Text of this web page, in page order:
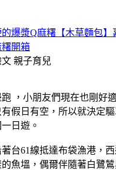
爆漿Q麻糬【木草麵包】
開箱
文 親子育兒
，小朋友們現在也剛好
假日有空，所以就決定
日遊。
台61線抵達布袋漁港，
魚塭，偶爾伴隨著白鷺